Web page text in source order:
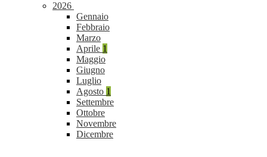
2026
Gennaio
Febbraio
Marzo
Aprile 1
Maggio
Giugno
Luglio
Agosto 1
Settembre
Ottobre
Novembre
Dicembre